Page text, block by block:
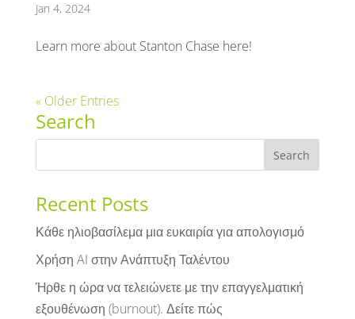
Jan 4, 2024
Learn more about Stanton Chase here!
« Older Entries
Search
Recent Posts
Κάθε ηλιοβασίλεμα μια ευκαιρία για απολογισμό
Χρήση AI στην Ανάπτυξη Ταλέντου
Ήρθε η ώρα να τελειώνετε με την επαγγελματική
εξουθένωση (burnout). Δείτε πώς